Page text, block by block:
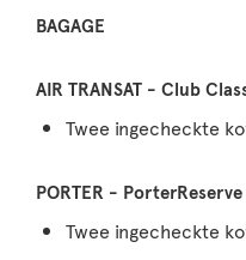
BAGAGE
Twee ingecheckte
Twee ingecheckte